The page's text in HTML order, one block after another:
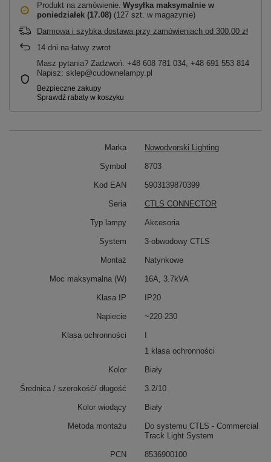
Produkt na zamówienie Wysyłka maksymalnie w
poniedziałek (17.08) (127 szt. w magazynie)
Darmowa i szybka dostawa przy zamówieniach od 300,00 zł
14 dni na łatwy zwrot
Masz pytania? Zadzwoń: +48 608 781 034, +48 691 553 814
Napisz: sklep@cudownelampy.pl
Marka Nowodvorski Lighting
Symbol 8703
Kod EAN 5903139870399
Seria CTLS CONNECTOR
Typ lampy Akcesoria
System 3-obwodowy CTLS
Montaż Natynkowe
Moc maksymalna (W) 16A, 3.7kVA
Klasa IP IP20
Napiecie ~220-230
Klasa ochronności
1 klasa ochronności
Kolor Biały
Średnica / szerokość/ długość 3.2/10
Kolor wiodący Biały
Metoda montażu
Do systemu CTLS - Commercial
Track Light System
PCN 8536900100